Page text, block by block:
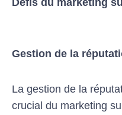
Gestion de la
La gestion de la
crucial du marketing